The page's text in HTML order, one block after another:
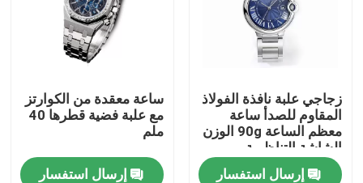
فيديوهات
جولة في المصنع
مراقبة الجودة
زجاجي علبة نافذة الفولاذ
المقاوم للصدأ ساعة
معظم الساعة 90g الوزن
الشاشة التناظرية
إرسال استفسار
ساعة معقدة من الكوارتز
مع علبة فضية قطرها 40
ملم
إرسال استفسار